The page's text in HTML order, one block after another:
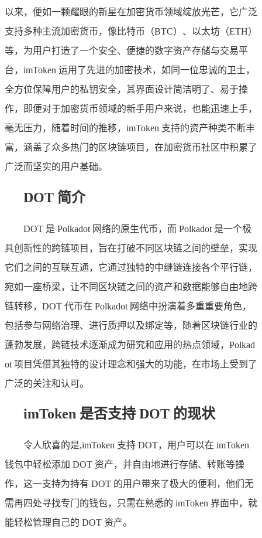
以来，便如一颗耀眼的新星在加密货币领域绽放光芒，它广泛
支持多种主流加密货币，像比特币（BTC）、以太坊（ETH）
等，为用户打造了一个安全、便捷的数字资产存储与交易平
台，imToken 运用了先进的加密技术，如同一位忠诚的卫士，
全方位保障用户的私钥安全，其界面设计简洁明了、易于操
作，即便对于加密货币领域的新手用户来说，也能迅速上手，
毫无压力，随着时间的推移，imToken 支持的资产种类不断丰
富，涵盖了众多热门的区块链项目，在加密货币社区中积累了
广泛而坚实的用户基础。
DOT 简介
DOT 是 Polkadot 网络的原生代币，而 Polkadot 是一个极
具创新性的跨链项目，旨在打破不同区块链之间的壁垒，实现
它们之间的互联互通，它通过独特的中继链连接各个平行链，
宛如一座桥梁，让不同区块链之间的资产和数据能够自由地跨
链转移，DOT 代币在 Polkadot 网络中扮演着多重重要角色，
包括参与网络治理、进行质押以及绑定等，随着区块链行业的
蓬勃发展，跨链技术逐渐成为研究和应用的热点领域，Polkad
ot 项目凭借其独特的设计理念和强大的功能，在市场上受到了
广泛的关注和认可。
imToken 是否支持 DOT 的现状
令人欣喜的是,imToken 支持 DOT，用户可以在 imToken
钱包中轻松添加 DOT 资产，并自由地进行存储、转账等操
作，这一支持为持有 DOT 的用户带来了极大的便利，他们无
需再四处寻找专门的钱包，只需在熟悉的 imToken 界面中，就
能轻松管理自己的 DOT 资产。